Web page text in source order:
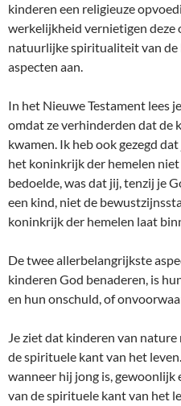
kinderen een religieuze
werkelijkheid vernietigen deze
natuurlijke spiritualiteit van
aspecten aan.
In het Nieuwe Testament lees
omdat ze verhinderden dat de
kwamen. Ik heb ook gezegd
het koninkrijk der hemelen
bedoelde, was dat jij, tenzij je
een kind, niet de
koninkrijk der hemelen laat
De twee allerbelangrijkste
kinderen God benaderen, is
en hun onschuld, of
Je ziet dat kinderen van
de spirituele kant van het
wanneer hij jong is,
van de spirituele kant van het